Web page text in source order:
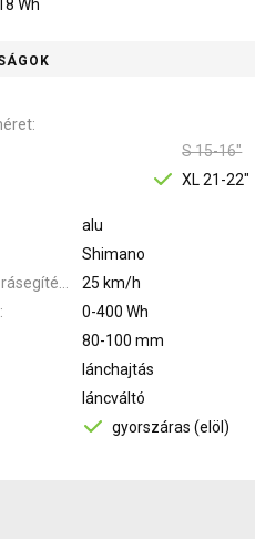
Wh
S 15-16"
XL 21-22"
alu
Shimano
25 km/h
0-400 Wh
80-100 mm
lánchajtás
láncváltó
gyorszáras (elöl)